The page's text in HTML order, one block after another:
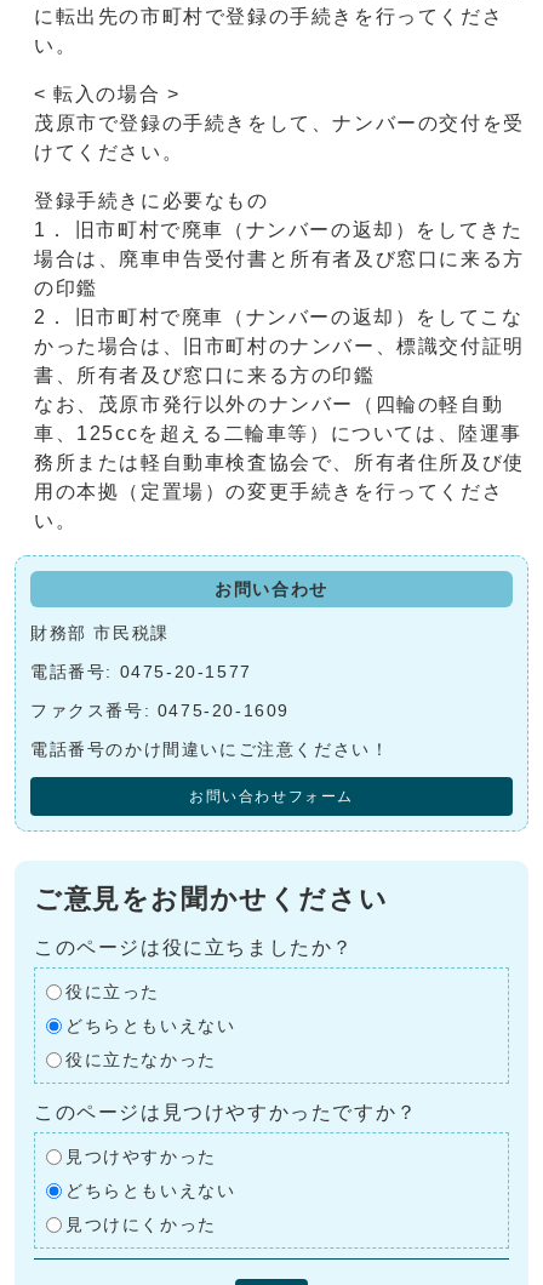
に転出先の市町村で登録の手続きを行ってくださ
い。
< 転入の場合 >
茂原市で登録の手続きをして、ナンバーの交付を受
けてください。
登録手続きに必要なもの
1． 旧市町村で廃車（ナンバーの返却）をしてきた
場合は、廃車申告受付書と所有者及び窓口に来る方
の印鑑
2． 旧市町村で廃車（ナンバーの返却）をしてこな
かった場合は、旧市町村のナンバー、標識交付証明
書、所有者及び窓口に来る方の印鑑
なお、茂原市発行以外のナンバー（四輪の軽自動
車、125ccを超える二輪車等）については、陸運事
務所または軽自動車検査協会で、所有者住所及び使
用の本拠（定置場）の変更手続きを行ってくださ
い。
お問い合わせ
財務部 市民税課
電話番号: 0475-20-1577
ファクス番号: 0475-20-1609
電話番号のかけ間違いにご注意ください！
お問い合わせフォーム
ご意見をお聞かせください
このページは役に立ちましたか？
役に立った
どちらともいえない
役に立たなかった
このページは見つけやすかったですか？
見つけやすかった
どちらともいえない
見つけにくかった